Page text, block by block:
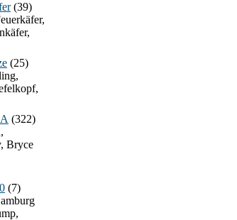
(39)
(25)
(322)
Bryce
(7)